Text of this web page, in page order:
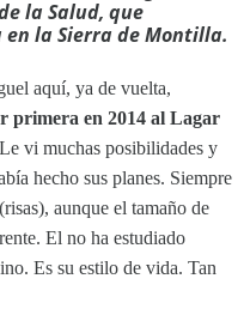
la Salud, que
la Sierra de Montilla.
aquí, ya de vuelta,
primera en 2014 al Lagar
vi muchas posibilidades y
hecho sus planes. Siempre
aunque el tamaño de
El no ha estudiado
Es su estilo de vida. Tan